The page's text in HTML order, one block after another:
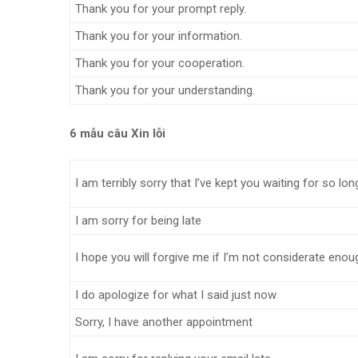
Thank you for your prompt reply.
Thank you for your information.
Thank you for your cooperation.
Thank you for your understanding.
6 mẫu câu Xin lỗi
I am terribly sorry that I’ve kept you waiting for so
I am sorry for being late
I hope you will forgive me if I’m not considerate
I do apologize for what I said just now
Sorry, I have another appointment